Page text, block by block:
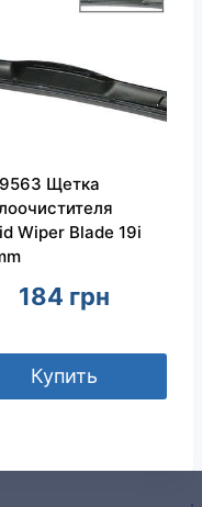
Щетка
Wiper Blade 19i
184 грн
Купить